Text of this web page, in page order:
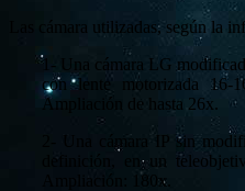
Las cámara utilizadas, según la
1- Una cámara LG
con lente motorizada
Ampliación de hasta 26x.
2- Una cámara IP sin
definición, en un
Ampliación: 180x.